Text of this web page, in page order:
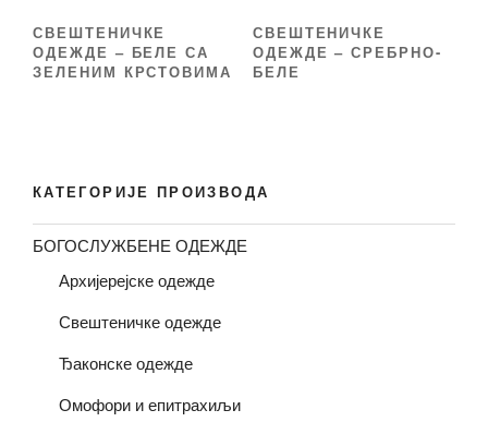
СВЕШТЕНИЧКЕ
ОДЕЖДЕ – БЕЛЕ СА
ЗЕЛЕНИМ КРСТОВИМА
СВЕШТЕНИЧКЕ
ОДЕЖДЕ – СРЕБРНО-
БЕЛЕ
КАТЕГОРИЈЕ ПРОИЗВОДА
БОГОСЛУЖБЕНЕ ОДЕЖДЕ
Архијерејске одежде
Свештеничке одежде
Ђаконске одежде
Омофори и епитрахиљи